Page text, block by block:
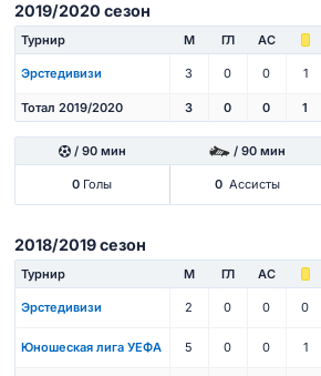
2019/2020 сезон
Турнир М ГЛ АС
Эрстедивизи 3 0 0 1
Тотал 2019/2020 3 0 0 1
/ 90 мин / 90 мин
0 Голы 0 Ассисты
2018/2019 сезон
Турнир М ГЛ АС
Эрстедивизи 2 0 0 0
Юношеская лига УЕФА 5 0 0 1